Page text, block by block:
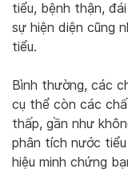
tiểu, bệnh thận,
sự hiện diện cũng
tiểu.
Bình thường, các
cụ thể còn các
thấp, gần như
phân tích nước
hiệu minh chứng